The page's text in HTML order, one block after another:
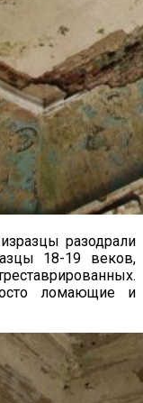
разодрали
18-19 веков,
ломающие и